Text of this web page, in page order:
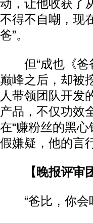
动，让他收获了
不得不自嘲，现
爸”。
但“成也《爸
巅峰之后，却被
人带领团队开发
产品，不仅功效
在“赚粉丝的黑
假嫌疑，他的言
【晚报评审团
“爸比，你会唱